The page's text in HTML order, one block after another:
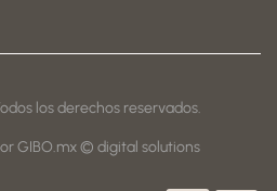
los derechos reservados.
GIBO.mx © digital solutions